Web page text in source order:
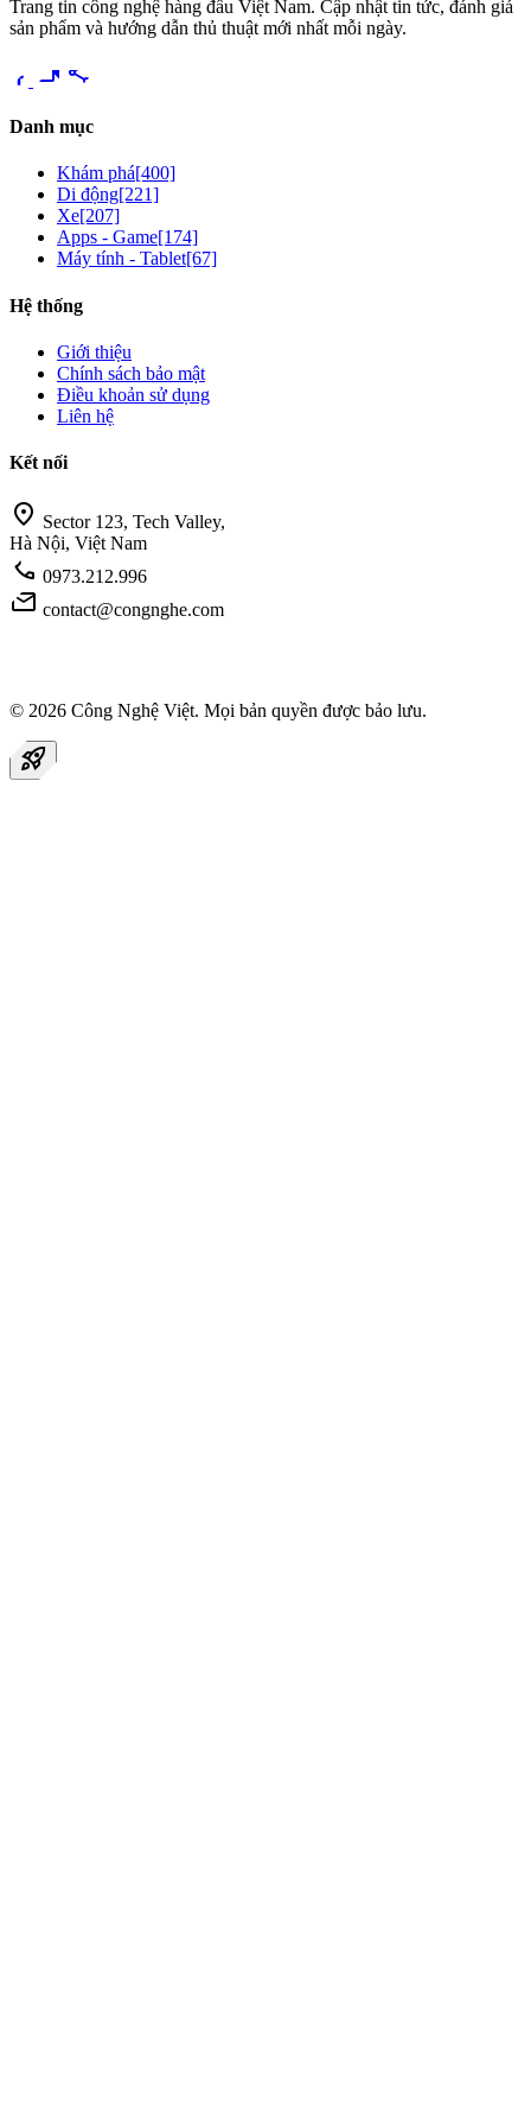
Trang tin công nghệ hàng đầu Việt Nam. Cập nhật tin tức, đánh giá
sản phẩm và hướng dẫn thủ thuật mới nhất mỗi ngày.
videocam share
Danh mục
Khám phá[400]
Di động[221]
Xe[207]
Apps - Game[174]
Máy tính - Tablet[67]
Hệ thống
Giới thiệu
Chính sách bảo mật
Điều khoản sử dụng
Liên hệ
Kết nối
location_on Sector 123, Tech Valley,
Hà Nội, Việt Nam
call 0973.212.996
mail contact@congnghe.com
© 2026 Công Nghệ Việt. Mọi bản quyền được bảo lưu.
rocket_launch